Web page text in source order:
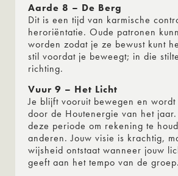
Aarde 8 – De Berg
Dit is een tijd van karmische
heroriëntatie. Oude patronen
worden zodat je ze bewust kunt
stil voordat je beweegt; in die
richting.
Vuur 9 – Het Licht
Je blijft vooruit bewegen en wordt
door de Houtenergie van het
deze periode om rekening te
anderen. Jouw visie is krachtig,
wijsheid ontstaat wanneer jouw
geeft aan het tempo van de groep.